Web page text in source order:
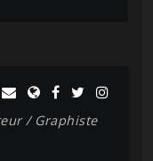
/ Graphiste